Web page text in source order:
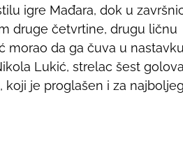
igre Mađara, dok u
druge četvrtine, drugu ličnu
morao da ga čuva u nastavku
Lukić, strelac šest
koji je proglašen i za najboljeg